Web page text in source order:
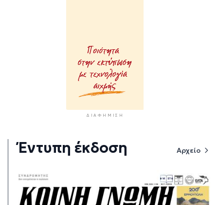
ΔΙΑΦΉΜΙΣΗ
Έντυπη έκδοση Αρχείο